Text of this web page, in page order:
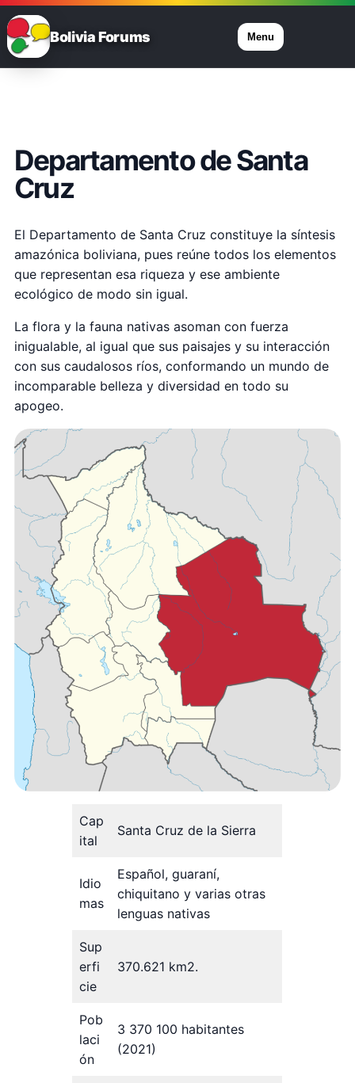
Bolivia Forums Menu
Departamento de Santa
Cruz
El Departamento de Santa Cruz constituye la síntesis
amazónica boliviana, pues reúne todos los elementos
que representan esa riqueza y ese ambiente
ecológico de modo sin igual.
La flora y la fauna nativas asoman con fuerza
inigualable, al igual que sus paisajes y su interacción
con sus caudalosos ríos, conformando un mundo de
incomparable belleza y diversidad en todo su
apogeo.
Cap
ital
Santa Cruz de la Sierra
Idio
mas
Español, guaraní,
chiquitano y varias otras
lenguas nativas
Sup
erfi
cie
370.621 km2.
Pob
laci
ón
3 370 100 habitantes
(2021)